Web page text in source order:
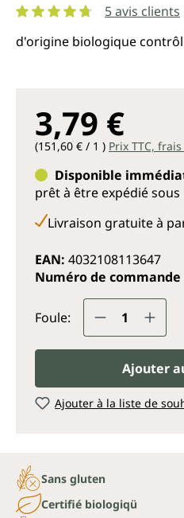
5 avis clients
d'origine biologique
3,79 €
(151,60 € / 1 ) Prix TTC,
Disponible
prêt à être expédié
Livraison gratuite à
EAN: 4032108113647
Numéro de commande
Foule: Quantité
Ajouter
Ajouter à la liste de
Sans gluten
Certifié biologiqü